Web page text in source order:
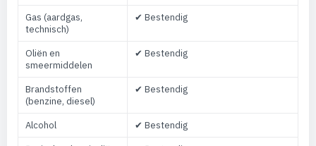
Gas (aardgas,
technisch)
✔ Bestendig
Oliën en
smeermiddelen
✔ Bestendig
Brandstoffen
(benzine, diesel)
✔ Bestendig
Alcohol
✔ Bestendig